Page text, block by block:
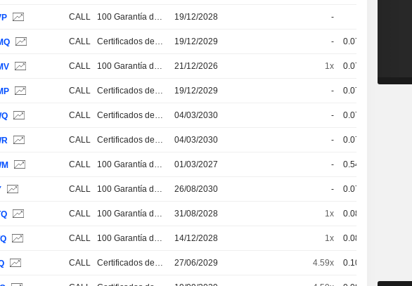
CALL 100 Garantía de Capital 19/12/2028 -
CALL Certificados de Bonus y Protección Parcial 19/12/2029 - 0.072
CALL 100 Garantía de Capital 21/12/2026 1x 0.072
CALL Certificados de Bonus y Protección Parcial 19/12/2029 - 0.072
CALL Certificados de Bonus y Protección Parcial 04/03/2030 - 0.075
CALL Certificados de Bonus y Protección Parcial 04/03/2030 - 0.075
CALL 100 Garantía de Capital 01/03/2027 - 0.542
CALL 100 Garantía de Capital 26/08/2030 - 0.071
CALL 100 Garantía de Capital 31/08/2028 1x 0.081
CALL 100 Garantía de Capital 14/12/2028 1x 0.084
CALL Certificados de Bonus y Protección Parcial 27/06/2029 4.59x 0.101